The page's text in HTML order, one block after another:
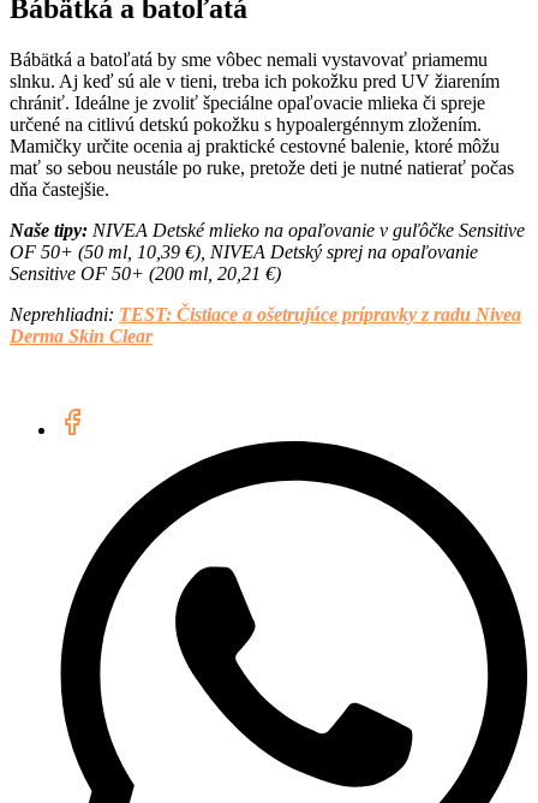
Bábätká a batoľatá
Bábätká a batoľatá by sme vôbec nemali vystavovať priamemu
slnku. Aj keď sú ale v tieni, treba ich pokožku pred UV žiarením
chrániť. Ideálne je zvoliť špeciálne opaľovacie mlieka či spreje
určené na citlivú detskú pokožku s hypoalergénnym zložením.
Mamičky určite ocenia aj praktické cestovné balenie, ktoré môžu
mať so sebou neustále po ruke, pretože deti je nutné natierať počas
dňa častejšie.
Naše tipy: NIVEA Detské mlieko na opaľovanie v guľôčke Sensitive
OF 50+ (50 ml, 10,39 €), NIVEA Detský sprej na opaľovanie
Sensitive OF 50+ (200 ml, 20,21 €)
Neprehliadni: TEST: Čistiace a ošetrujúce prípravky z radu Nivea
Derma Skin Clear